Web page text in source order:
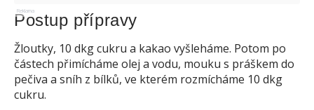
Reklama
Postup přípravy
Žloutky, 10 dkg cukru a kakao vyšleháme. Potom po
částech přimícháme olej a vodu, mouku s práškem do
pečiva a sníh z bílků, ve kterém rozmícháme 10 dkg
cukru.